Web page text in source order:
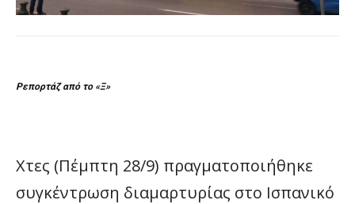
Ρεπορτάζ από το «Ξ»
Χτες (Πέμπτη 28/9) πραγματοποιήθηκε
συγκέντρωση διαμαρτυρίας στο Ισπανικό